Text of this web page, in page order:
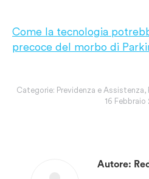
Come la tecnologia
precoce del morbo di
Categorie: Previdenza e Assistenza,
16
Autore: